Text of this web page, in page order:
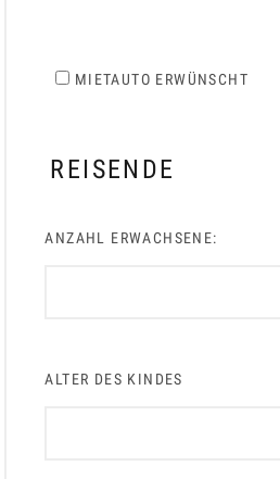
MIETAUTO ERWÜNSCHT
REISENDE
ANZAHL ERWACHSENE:
ALTER DES KINDES